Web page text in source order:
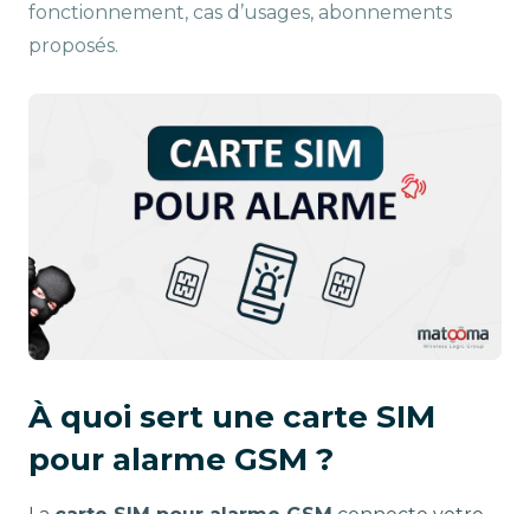
fonctionnement, cas d’usages, abonnements
proposés.
À quoi sert une carte SIM
pour alarme GSM ?